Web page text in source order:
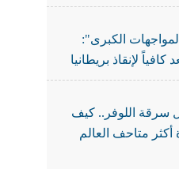
الكبرى":
كافياً لإنقاذ بريطانيا
سرقة اللوفر.. كيف
متاحف العالم